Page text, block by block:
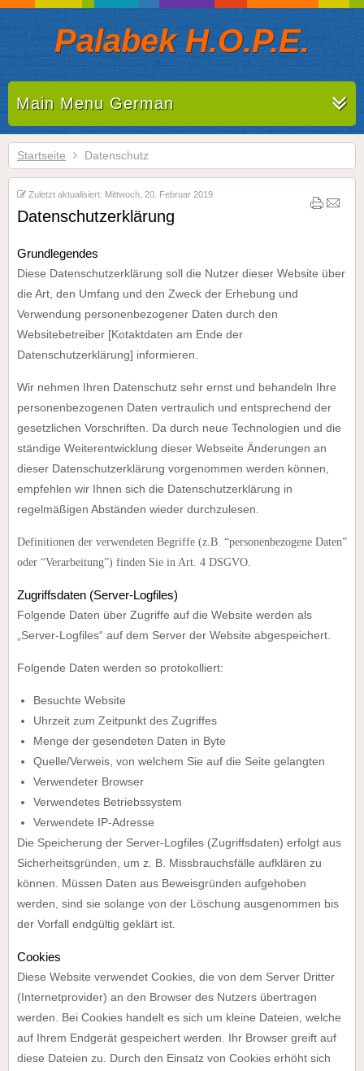
Palabek H.O.P.E.
Main Menu German
Startseite Datenschutz
Zuletzt aktualisiert: Mittwoch, 20. Februar 2019
Datenschutzerklärung
Grundlegendes
Diese Datenschutzerklärung soll die Nutzer dieser Website über
die Art, den Umfang und den Zweck der Erhebung und
Verwendung personenbezogener Daten durch den
Websitebetreiber [Kotaktdaten am Ende der
Datenschutzerklärung] informieren.
Wir nehmen Ihren Datenschutz sehr ernst und behandeln Ihre
personenbezogenen Daten vertraulich und entsprechend der
gesetzlichen Vorschriften. Da durch neue Technologien und die
ständige Weiterentwicklung dieser Webseite Änderungen an
dieser Datenschutzerklärung vorgenommen werden können,
empfehlen wir Ihnen sich die Datenschutzerklärung in
regelmäßigen Abständen wieder durchzulesen.
Definitionen der verwendeten Begriffe (z.B. “personenbezogene Daten”
oder “Verarbeitung”) finden Sie in Art. 4 DSGVO.
Zugriffsdaten (Server-Logfiles)
Folgende Daten über Zugriffe auf die Website werden als
„Server-Logfiles“ auf dem Server der Website abgespeichert.
Folgende Daten werden so protokolliert:
Besuchte Website
Uhrzeit zum Zeitpunkt des Zugriffes
Menge der gesendeten Daten in Byte
Quelle/Verweis, von welchem Sie auf die Seite gelangten
Verwendeter Browser
Verwendetes Betriebssystem
Verwendete IP-Adresse
Die Speicherung der Server-Logfiles (Zugriffsdaten) erfolgt aus
Sicherheitsgründen, um z. B. Missbrauchsfälle aufklären zu
können. Müssen Daten aus Beweisgründen aufgehoben
werden, sind sie solange von der Löschung ausgenommen bis
der Vorfall endgültig geklärt ist.
Cookies
Diese Website verwendet Cookies, die von dem Server Dritter
(Internetprovider) an den Browser des Nutzers übertragen
werden. Bei Cookies handelt es sich um kleine Dateien, welche
auf Ihrem Endgerät gespeichert werden. Ihr Browser greift auf
diese Dateien zu. Durch den Einsatz von Cookies erhöht sich